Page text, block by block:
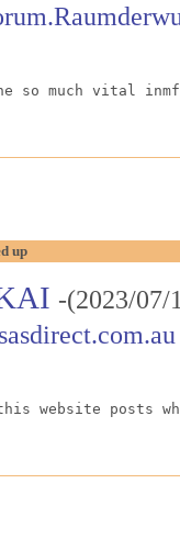
much vital
up
-(2023/
website posts